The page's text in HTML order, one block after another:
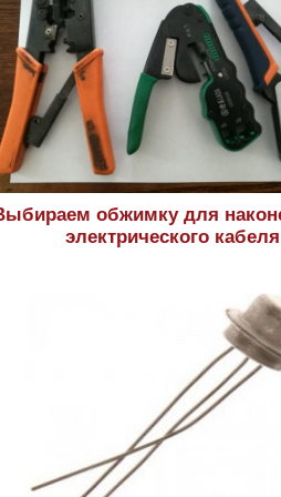
обжимку для
электрического кабеля